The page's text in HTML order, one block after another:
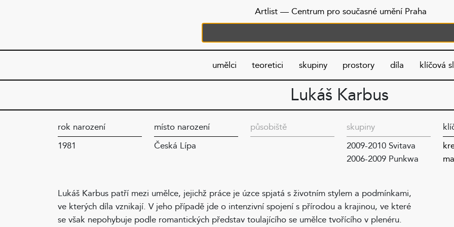
Artlist — Centrum pro současné umění Praha
umělci teoretici skupiny prostory díla klíčová
Lukáš Karbus
rok narození
1981
místo narození
Česká Lípa
působiště
skupiny
2009-2010 Svitava
2006-2009 Punkwa
Lukáš Karbus patří mezi umělce, jejichž práce je úzce spjatá s životním stylem a podmínkami,
ve kterých díla vznikají. V jeho případě jde o intenzivní spojení s přírodou a krajinou, ve které
se však nepohybuje podle romantických představ toulajícího se umělce tvořícího v plenéru.